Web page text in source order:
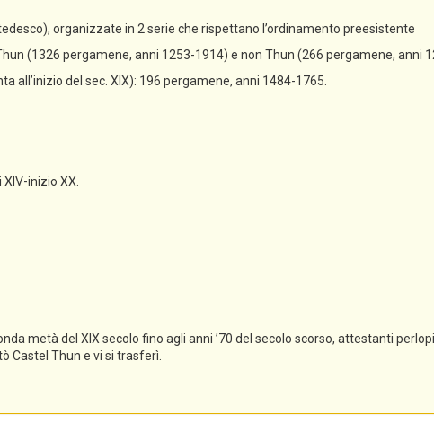
organizzate in 2 serie che rispettano l’ordinamento preesistente
(1326 pergamene, anni 1253-1914) e non Thun (266 pergamene, anni
all’inizio del sec. XIX): 196 pergamene, anni 1484-1765.
inizio XX.
metà del XIX secolo fino agli anni ’70 del secolo scorso, attestanti
Castel Thun e vi si trasferì.